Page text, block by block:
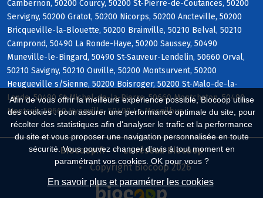
Afin de vous offrir la meilleure expérience possible, Biocoop utilise
des cookies : pour assurer une performance optimale du site, pour
récolter des statistiques afin d'analyser le trafic et la performance
du site et vous proposer une navigation personnalisée en toute
sécurité. Vous pouvez changer d'avis à tout moment en
paramétrant vos cookies. OK pour vous ?
En savoir plus et paramétrer les cookies
Cambernon, 50200 Courcy, 50200 St-Pierre-de-Coutances, 50200
Servigny, 50200 Gratot, 50200 Nicorps, 50200 Ancteville, 50200
Bricqueville-la-Blouette, 50200 Brainville, 50210 Belval, 50210
Camprond, 50490 La Ronde-Haye, 50200 Saussey, 50490
Muneville-le-Bingard, 50490 St-Sauveur-Lendelin, 50660 Orval,
50210 Savigny, 50210 Ouville, 50200 Montsurvent, 50200
Heugueville s/Sienne, 50200 Boisroger, 50200 St-Malo-de-la-
Lande, 50490 St-Michel-de-la-Pierre, 50660 Montchaton, 50490
Montcuit, 50660 Hyenville, 50490 Le Mesnilbus
Biocoop.fr
Le réseau Biocoop
Copyright Biocoop 2026